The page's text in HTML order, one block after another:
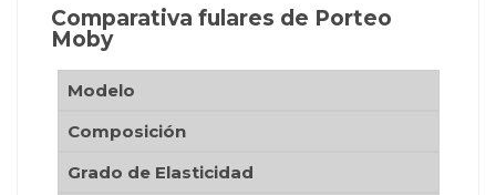
Comparativa fulares de Porteo
Moby
Modelo
Composición
Grado de Elasticidad